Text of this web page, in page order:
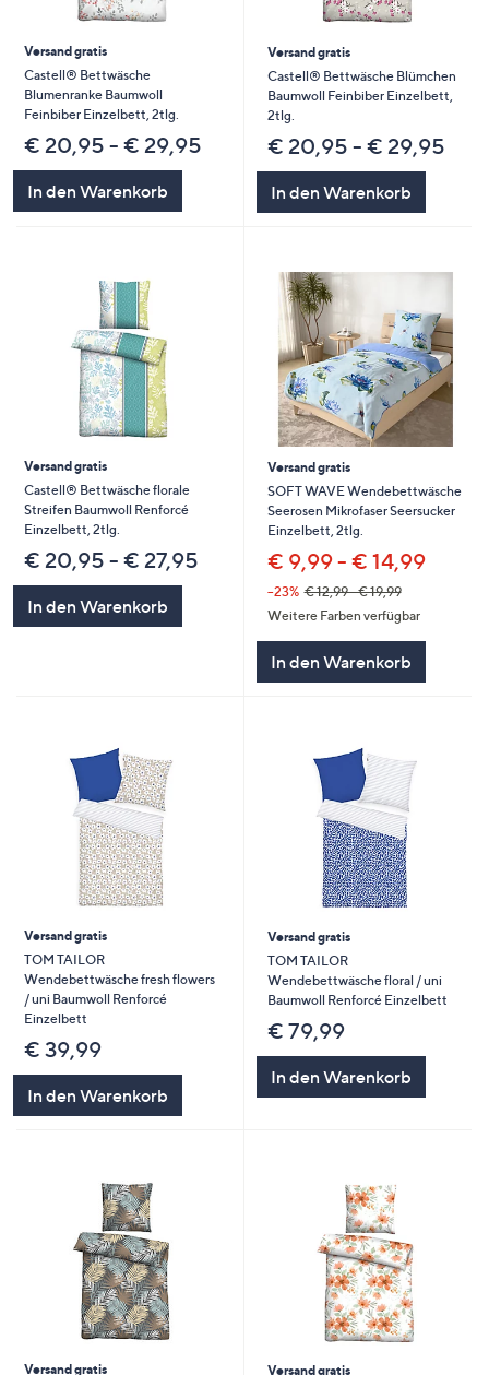
Versand gratis
Castell® Bettwäsche
Blumenranke Baumwoll
Feinbiber Einzelbett, 2tlg.
€ 20,95 - € 29,95
In den Warenkorb
Versand gratis
Castell® Bettwäsche Blümchen
Baumwoll Feinbiber Einzelbett,
2tlg.
€ 20,95 - € 29,95
In den Warenkorb
Versand gratis
Castell® Bettwäsche florale
Streifen Baumwoll Renforcé
Einzelbett, 2tlg.
€ 20,95 - € 27,95
In den Warenkorb
Versand gratis
SOFT WAVE Wendebettwäsche
Seerosen Mikrofaser Seersucker
Einzelbett, 2tlg.
€ 9,99 - € 14,99
--23% € 12,99 - € 19,99
Weitere Farben verfügbar
In den Warenkorb
Versand gratis
TOM TAILOR
Wendebettwäsche fresh flowers
/ uni Baumwoll Renforcé
Einzelbett
€ 39,99
In den Warenkorb
Versand gratis
TOM TAILOR
Wendebettwäsche floral / uni
Baumwoll Renforcé Einzelbett
€ 79,99
In den Warenkorb
Versand gratis Versand gratis